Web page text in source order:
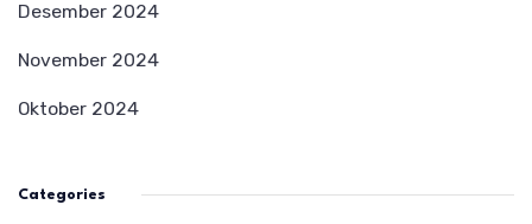
Desember 2024
November 2024
Oktober 2024
Categories